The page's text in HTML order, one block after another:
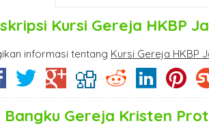
Kursi Gereja HKBP
informasi tentang Kursi Gereja HKBP
Bangku Gereja Kristen